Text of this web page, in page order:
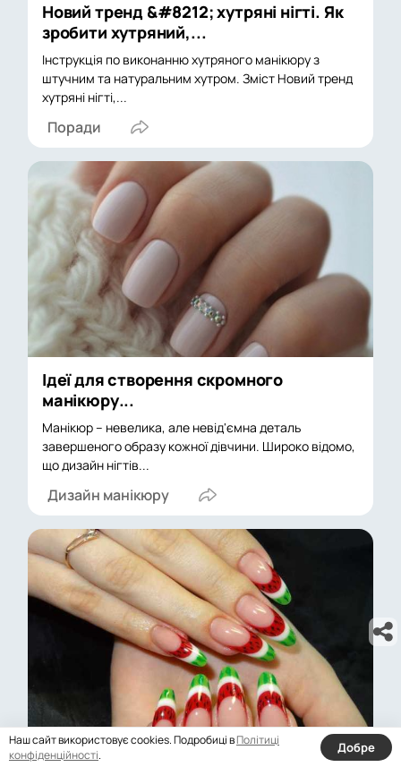
Новий тренд &#8212; хутряні нігті. Як
зробити хутряний,...
Інструкція по виконанню хутряного манікюру з
штучним та натуральним хутром. Зміст Новий тренд
хутряні нігті,...
Поради
Ідеї для створення скромного
манікюру...
Манікюр – невелика, але невід'ємна деталь
завершеного образу кожної дівчини. Широко відомо,
що дизайн нігтів...
Дизайн манікюру
Наш сайт використовує cookies. Подробиці вПолітиці
конфіденційності. Добре